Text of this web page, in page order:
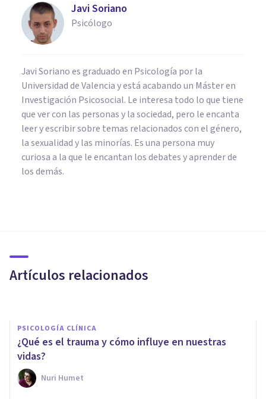
Javi Soriano
Psicólogo
Javi Soriano es graduado en Psicología por la
Universidad de Valencia y está acabando un Máster en
Investigación Psicosocial. Le interesa todo lo que tiene
que ver con las personas y la sociedad, pero le encanta
leer y escribir sobre temas relacionados con el género,
la sexualidad y las minorías. Es una persona muy
curiosa a la que le encantan los debates y aprender de
los demás.
Artículos relacionados
funcionamiento
PSICOLOGÍA CLÍNICA
¿Qué es el trauma y cómo influye en nuestras
vidas?
Nuri Humet